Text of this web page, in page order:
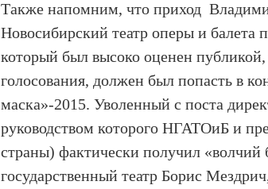
Также напомним, что приход
Новосибирский театр оперы и балета
который был высоко оценен публикой,
голосования, должен был попасть в
маска»-2015. Уволенный с поста
руководством которого НГАТОиБ и
страны) фактически получил «волчий
государственный театр Борис